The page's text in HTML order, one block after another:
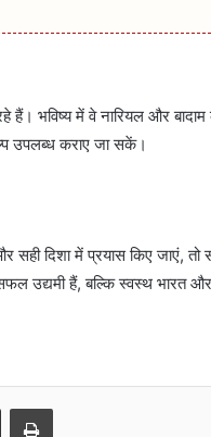
हैं। भविष्य में वे नारियल और
उपलब्ध कराए जा सकें।
सही दिशा में प्रयास किए जाएं,
उद्यमी हैं, बल्कि स्वस्थ भारत
Share via Email Print